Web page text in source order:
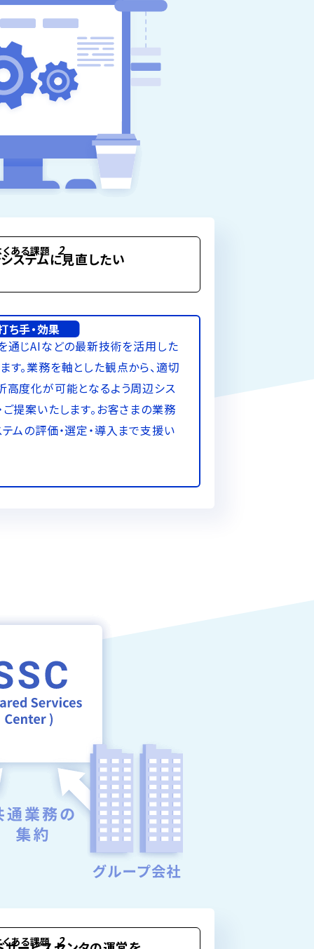
くある課題 2
ステムに見直したい
ち手・効果
通じAIなどの最新技術を活用した
。業務を軸とした観点から、適切
高度化が可能となるよう周辺シス
提案いたします。お客さまの業務
ムの評価・選定・導入まで支援い
くある課題 2